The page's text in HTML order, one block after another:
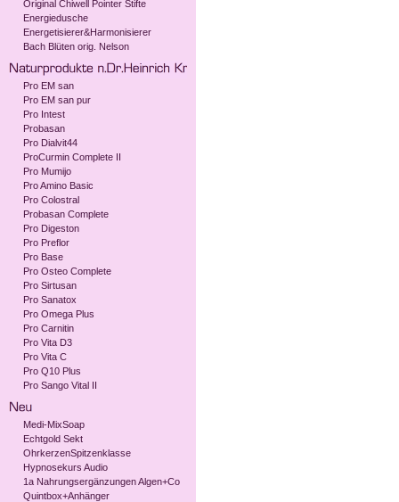
Original Chiwell Pointer Stifte
Energiedusche
Energetisierer&Harmonisierer
Bach Blüten orig. Nelson
Pro EM san
Pro EM san pur
Pro Intest
Probasan
Pro Dialvit44
ProCurmin Complete II
Pro Mumijo
Pro Amino Basic
Pro Colostral
Probasan Complete
Pro Digeston
Pro Preflor
Pro Base
Pro Osteo Complete
Pro Sirtusan
Pro Sanatox
Pro Omega Plus
Pro Carnitin
Pro Vita D3
Pro Vita C
Pro Q10 Plus
Pro Sango Vital II
Medi-MixSoap
Echtgold Sekt
OhrkerzenSpitzenklasse
Hypnosekurs Audio
1a Nahrungsergänzungen Algen+Co
Quintbox+Anhänger